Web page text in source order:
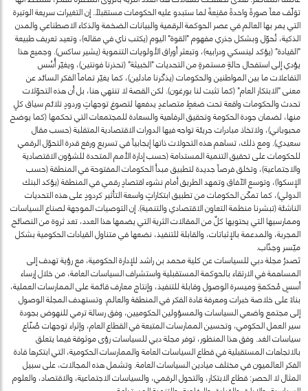
توَلّف معاً صورةً واحدةً مقنِعةً لما ستبدو عليه الحكومات مستقبلاً. إن التغيرات سريعة الوتيرة
التي يمر بها العالم في عصر الحوكمة الرقمية والبيانات الضخمة والذكاء الاصطناعي والمدن
الذكية، تُحوّل وبشكل جذري مفهوم "القوة" اليوم (يكتب ناي في مقاله)، وتعيد تعريف طبيعة
"القيادة" (يؤكد لينسكي ودرابيه)، وتبعثر أوراق الأولويات التنموية (يشير ساكس). وجميع هذا
يؤدي إلى استفحال حالةٍ مستمرةٍ من التحديات "الخبيثة" (تحذرنا فونتين)، ويغيّر أُسُس
التفاعلات ما بين المواطنين والحكومات (يذكّرنا مادلين)، كما يغيّر تماماً الفكر السائد عن
معنى "الابتكار العام" (كما تثبت لنا بورغون). لكن القصة لا تنتهي هنا، بل أن هذه التحوّلات
تحدث والحكومات واقعة تحت ضغطٍ متصاعدٍ يدفعها لتصوغ توجهاتٍ وردودٍ تلائم سياق كلٍ
منها، لضمان جودة الحكومة وتحقيق الرفاهية والسعادة للمجتمعات التي تحكمها (كما يوضح
محبوباني)، ولاتخاذ مبادرات جريئة تواجه فيها الدورات الاقتصادية المتقلبة (حسب مقال
سعيدي). ومع ذلك، تساهم هذه التحولات ذاتها إيجابياً في تسريع ورفع قدرة التحوّل الرقمي
للحكومات على تحقيق التنمية المستدامة (حسب إدارة الأمم المتحدة للشؤون الاقتصادية
والاجتماعية)، وتخلق فرصاً جديدة لتطبيق مبدأ الحكومات المفتوحة في المنطقة (حسب
الإسكوا)، وتوسع الآفاق وتمهد الطريق أمام نشوء اقتصادٍ رقمي في المنطقة (يؤكد البنك
الدولي)، كما تمكّن الحكومات من تطبيق ابتكاراتٍ واسعة التأثير كردودٍ على هذه التحديات
الناشئة (تبشرنا منظمة التعاون الاقتصادي والتنمية). إن التوصيات الموجهة لصناع السياسات
وممارسيها التي يحتويها كلٌ من المقالات الثرية التي يضمها هذا العدد، تعد ثروة من النصائح
المجربة، والمدعمة بالإثباتات، والقابلة للتنفيذ، نضعها في متناول القيادات الحكومية بشكل
ميّسر وجذّاب.
تَصدرُ مجلة دبي للسياسات عن كلية محمد بن راشد للإدارة الحكومية، مع رؤية تهدف إلى
المساهمة في الارتقاء بالحوكمة المستقبلية واستشراف السياسات العامة، من خلال إرساء
أسسٍ مُحكمةٍ وميسرة الوصول وقابلة للتنفيذ، وإنتاج معارف قائمة على الممارسات العملية،
بناءً على خلاصة خبرات ومعرفة قادة الفكر في المنطقة والعالم. وتستهدف المجلة الوصول
إلى مجتمع واضعي السياسات والمسؤولين الحكوميين، وفق رسالة ترمي للنهوض بجودة
سير العمل الحكومي، وتحسين الممارسات المتبعة في القطاع العام، وإثراء توجهات صُنّاع
سياسات الغد. وفق هذا المنظور، توفر مجلة دبي للسياسات رؤى موثوقة فيما يتعلق
بالاتجاهات المستقبلية في قطاع السياسات العامة والممارسات الحكومية، التي ابتكرها قادة
الفكر العالميون في مختلف ميادين السياسات العامة. وتشمل هذه المجالات، على سبيل
المثال لا الحصر: قطاع الابتكار، والتحول الرقمي، والسياسات الاجتماعية، والاقتصاد، والعلوم